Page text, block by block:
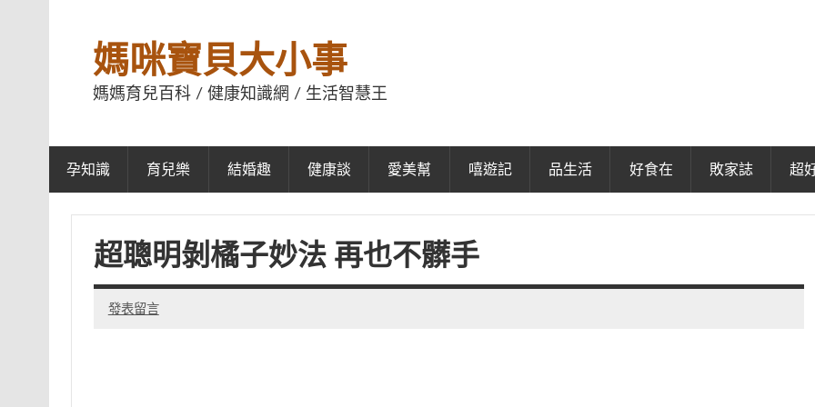
媽咪寶貝大小事
媽媽育兒百科 / 健康知識網 / 生活智慧王
孕知識 育兒樂 結婚趣 健康談 愛美幫 嘻遊記 品生活 好食在 敗家誌 超
超聰明剝橘子妙法 再也不髒手
發表留言